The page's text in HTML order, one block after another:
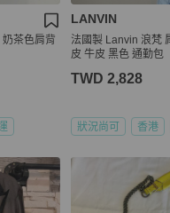
茶色肩背
LANVIN
法國製 Lanvin 浪梵
皮 牛皮 黑色 通勤包
TWD 2,828
狀況尚可 香港